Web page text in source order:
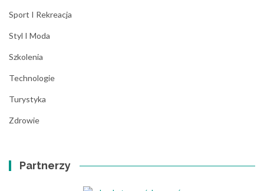
Sport I Rekreacja
Styl I Moda
Szkolenia
Technologie
Turystyka
Zdrowie
Partnerzy